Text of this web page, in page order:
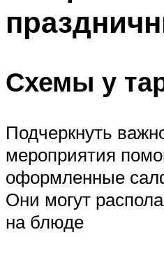
Схемы у
Подчеркнуть
мероприятия
оформленные
Они могут
на блюде